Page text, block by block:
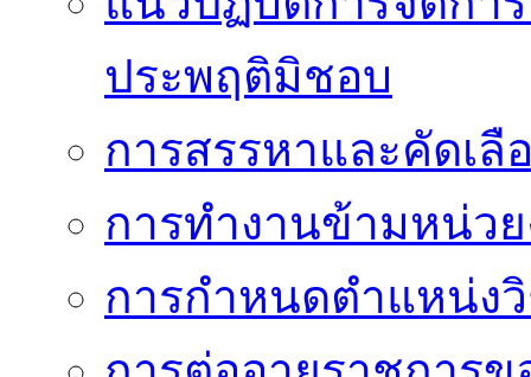
ประพฤติมิชอบ
การสรรหาและคัดเลื
การทำงานข้ามหน่ว
การกำหนดตำแหน่ง